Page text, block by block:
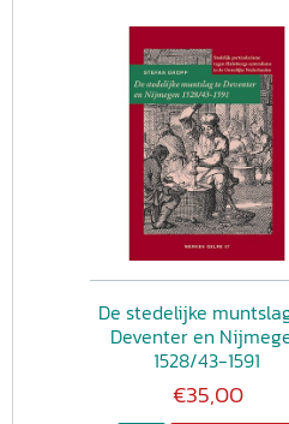
De stedelijke
Deventer en
1528/43-1591
€35,00